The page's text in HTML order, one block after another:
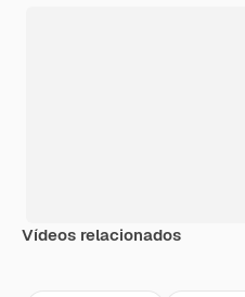
Vídeos relacionados